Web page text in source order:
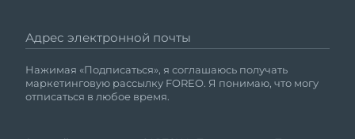
Адрес электронной почты
Нажимая «Подписаться», я соглашаюсь получать
маркетинговую рассылку FOREO. Я понимаю, что могу
отписаться в любое время.